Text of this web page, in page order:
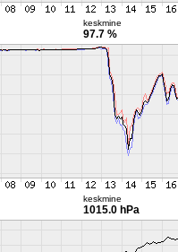
keskmine
97.7 %
keskmine
1015.0 hPa